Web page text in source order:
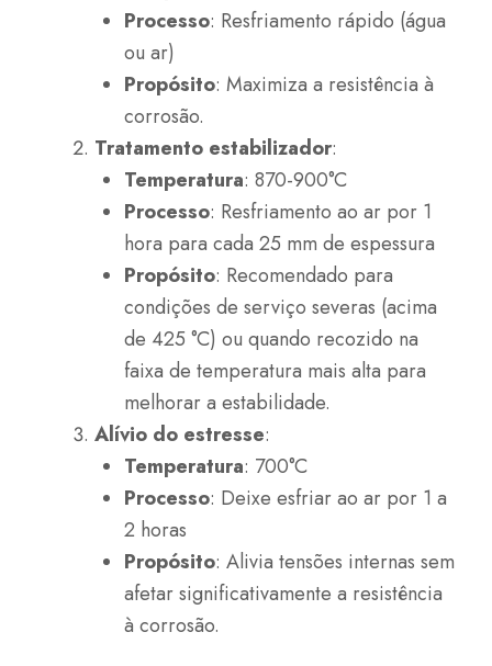
Processo: Resfriamento rápido (água
ou ar)
Propósito: Maximiza a resistência à
corrosão.
Tratamento estabilizador:
Temperatura: 870-900°C
Processo: Resfriamento ao ar por 1
hora para cada 25 mm de espessura
Propósito: Recomendado para
condições de serviço severas (acima
de 425 °C) ou quando recozido na
faixa de temperatura mais alta para
melhorar a estabilidade.
Alívio do estresse:
Temperatura: 700°C
Processo: Deixe esfriar ao ar por 1 a
2 horas
Propósito: Alivia tensões internas sem
afetar significativamente a resistência
à corrosão.